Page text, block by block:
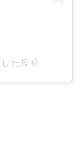
た投稿